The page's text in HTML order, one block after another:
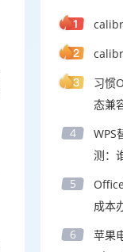
习惯
态兼
4
WPS
测：
5
成本
6
苹果